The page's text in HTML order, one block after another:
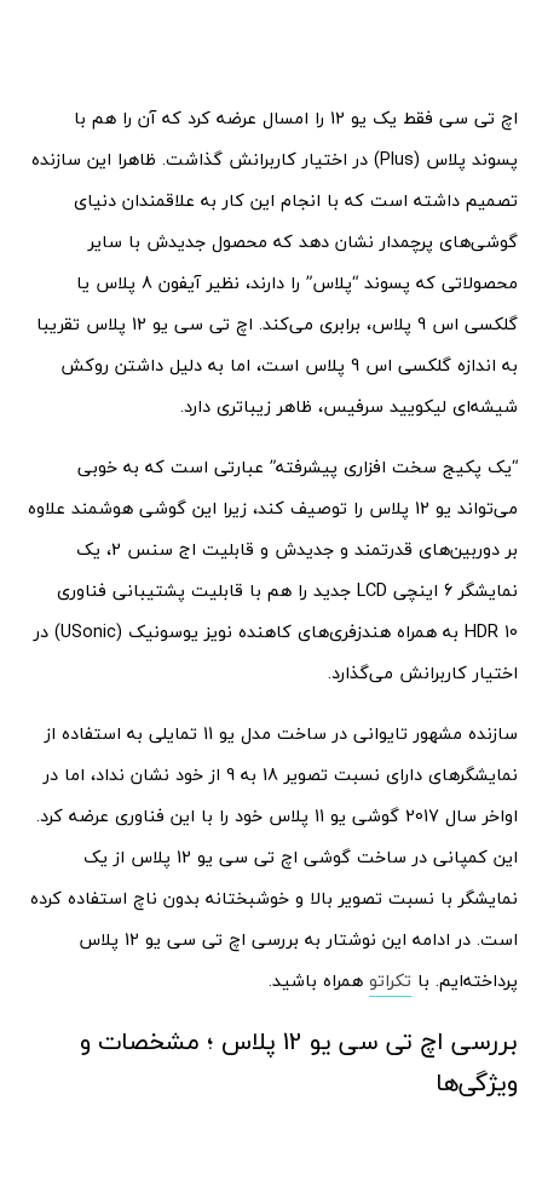
اچ تی سی فقط یک یو 12 را امسال عرضه کرد که آن را هم با
پسوند پلاس (Plus) در اختیار کاربرانش گذاشت. ظاهرا این سازنده
تصمیم داشته است که با انجام این کار به علاقمندان دنیای
گوشی‌های پرچمدار نشان دهد که محصول جدیدش با سایر
محصولاتی که پسوند “پلاس” را دارند، نظیر آیفون 8 پلاس یا
گلکسی اس 9 پلاس، برابری می‌کند. اچ تی سی یو 12 پلاس تقریبا
به اندازه گلکسی اس 9 پلاس است، اما به دلیل داشتن روکش
شیشه‌ای لیکویید سرفیس، ظاهر زیباتری دارد.
“یک پکیج سخت افزاری پیشرفته” عبارتی است که به خوبی
می‌تواند یو 12 پلاس را توصیف کند، زیرا این گوشی هوشمند علاوه
بر دوربین‌های قدرتمند و جدیدش و قابلیت اج سنس 2، یک
نمایشگر 6 اینچی LCD جدید را هم با قابلیت پشتیبانی فناوری
HDR 10 به همراه هندزفری‌‌های کاهنده نویز یوسونیک (USonic) در
اختیار کاربرانش می‌گذارد.
سازنده مشهور تایوانی در ساخت مدل یو 11 تمایلی به استفاده از
نمایشگرهای دارای نسبت تصویر 18 به 9 از خود نشان نداد، اما در
اواخر سال 2017 گوشی یو 11 پلاس خود را با این فناوری عرضه کرد.
این کمپانی در ساخت گوشی اچ تی سی یو 12 پلاس از یک
نمایشگر با نسبت تصویر بالا و خوشبختانه بدون ناچ استفاده کرده
است. در ادامه این نوشتار به بررسی اچ تی سی یو 12 پلاس
پرداخته‌ایم. با تکراتو همراه باشید.
بررسی اچ تی سی یو 12 پلاس ؛ مشخصات و
ویژگی‌ها